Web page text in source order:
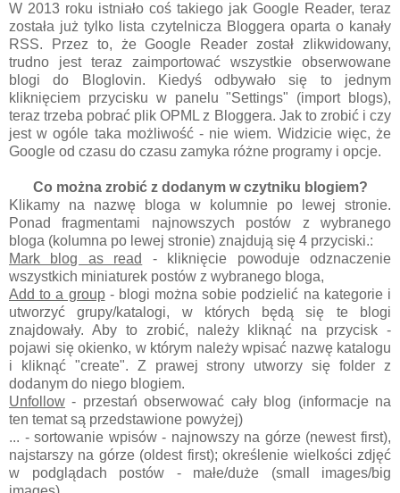
W 2013 roku istniało coś takiego jak Google Reader, teraz
została już tylko lista czytelnicza Bloggera oparta o kanały
RSS. Przez to, że Google Reader został zlikwidowany,
trudno jest teraz zaimportować wszystkie obserwowane
blogi do Bloglovin. Kiedyś odbywało się to jednym
kliknięciem przycisku w panelu "Settings" (import blogs),
teraz trzeba pobrać plik OPML z Bloggera. Jak to zrobić i czy
jest w ogóle taka możliwość - nie wiem. Widzicie więc, że
Google od czasu do czasu zamyka różne programy i opcje.
Co można zrobić z dodanym w czytniku blogiem?
Klikamy na nazwę bloga w kolumnie po lewej stronie.
Ponad fragmentami najnowszych postów z wybranego
bloga (kolumna po lewej stronie) znajdują się 4 przyciski.:
Mark blog as read
- kliknięcie powoduje odznaczenie
wszystkich miniaturek postów z wybranego bloga,
Add to a group- blogi można sobie podzielić na kategorie i
utworzyć grupy/katalogi, w których będą się te blogi
znajdowały. Aby to zrobić, należy kliknąć na przycisk -
pojawi się okienko, w którym należy wpisać nazwę katalogu
i kliknąć "create". Z prawej strony utworzy się folder z
dodanym do niego blogiem.
Unfollow - przestań obserwować cały blog (informacje na
ten temat są przedstawione powyżej)
... - sortowanie wpisów - najnowszy na górze (newest first),
najstarszy na górze (oldest first); określenie wielkości zdjęć
w podglądach postów - małe/duże (small images/big